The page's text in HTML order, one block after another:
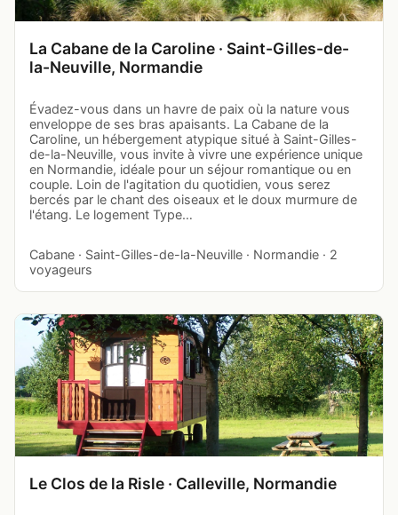
La Cabane de la Caroline · Saint-Gilles-de-
la-Neuville, Normandie
Évadez-vous dans un havre de paix où la nature vous
enveloppe de ses bras apaisants. La Cabane de la
Caroline, un hébergement atypique situé à Saint-Gilles-
de-la-Neuville, vous invite à vivre une expérience unique
en Normandie, idéale pour un séjour romantique ou en
couple. Loin de l'agitation du quotidien, vous serez
bercés par le chant des oiseaux et le doux murmure de
l'étang. Le logement Type…
Cabane · Saint-Gilles-de-la-Neuville · Normandie · 2
voyageurs
Le Clos de la Risle · Calleville, Normandie